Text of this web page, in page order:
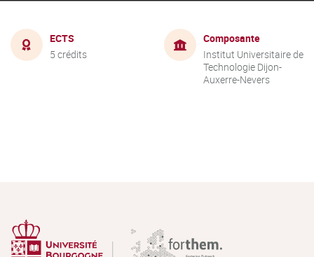
ECTS
5 crédits
Composante
Institut Universitaire de
Technologie Dijon-
Auxerre-Nevers